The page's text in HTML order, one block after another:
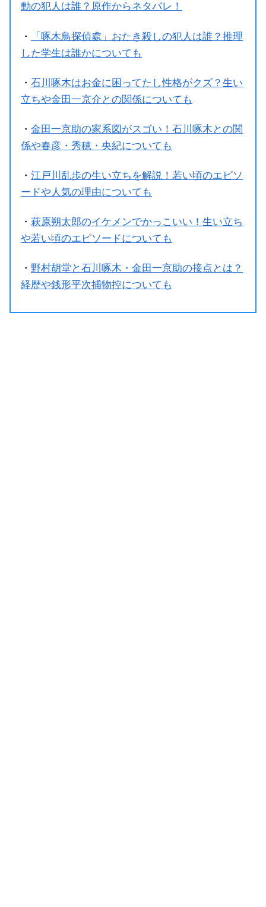
動の犯人は誰？原作からネタバレ！
・
「啄木鳥探偵處」おたき殺しの犯人は誰？推理
した学生は誰かについても
・ 石川啄木はお金に困ってたし性格がクズ？生い
立ちや金田一京介との関係についても
・ 金田一京助の家系図がスゴい！石川啄木との関
係や春彦・秀穂・央紀についても
・ 江戸川乱歩の生い立ちを解説！若い頃のエピソ
ードや人気の理由についても
・ 萩原朔太郎のイケメンでかっこいい！生い立ち
や若い頃のエピソードについても
・ 野村胡堂と石川啄木・金田一京助の接点とは？
経歴や銭形平次捕物控についても